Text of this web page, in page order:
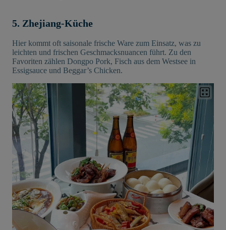
5. Zhejiang-Küche
Hier kommt oft saisonale frische Ware zum Einsatz, was zu
leichten und frischen Geschmacksnuancen führt. Zu den
Favoriten zählen Dongpo Pork, Fisch aus dem Westsee in
Essigsauce und Beggar’s Chicken.